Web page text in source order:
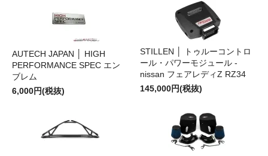
AUTECH JAPAN │ HIGH
PERFORMANCE SPEC エン
ブレム
6,000円(税抜)
STILLEN │ トゥルーコントロ
ール・パワーモジュール -
nissan フェアレディZ RZ34
145,000円(税抜)